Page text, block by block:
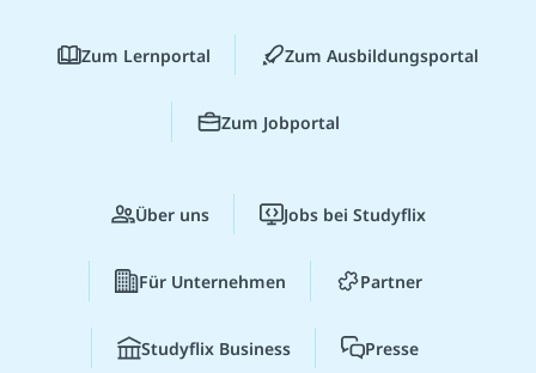
Zum Lernportal Zum Ausbildungsportal
Zum Jobportal
Über uns Jobs bei Studyflix
Für Unternehmen Partner
Studyflix Business Presse